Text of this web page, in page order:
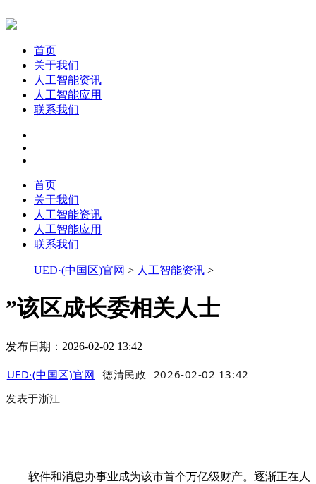
首页
关于我们
人工智能资讯
人工智能应用
联系我们
首页
关于我们
人工智能资讯
人工智能应用
联系我们
UED·(中国区)官网 > 人工智能资讯 >
”该区成长委相关人士
发布日期：2026-02-02 13:42
UED·(中国区)官网 德清民政 2026-02-02 13:42
发表于浙江
软件和消息办事业成为该市首个万亿级财产。逐渐正在人